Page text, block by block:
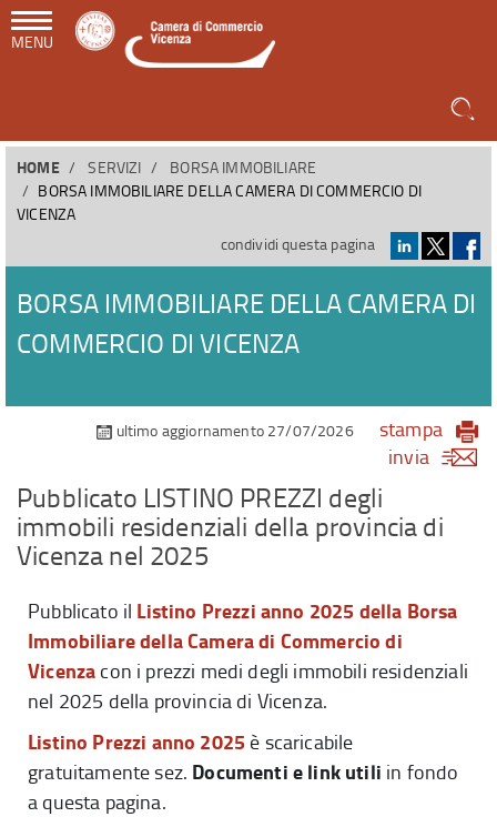
MENU
HOME SERVIZI
BORSA IMMOBILIARE
BORSA IMMOBILIARE DELLA CAMERA DI COMMERCIO DI
VICENZA
condividi questa pagina
BORSA IMMOBILIARE DELLA CAMERA DI
COMMERCIO DI VICENZA
ultimo aggiornamento 27/07/2026
stampa
invia
Pubblicato LISTINO PREZZI degli
immobili residenziali della provincia di
Vicenza nel 2025
Pubblicato il Listino Prezzi anno 2025 della Borsa
Immobiliare della Camera di Commercio di
Vicenza con i prezzi medi degli immobili residenziali
nel 2025 della provincia di Vicenza.
Listino Prezzi anno 2025 è scaricabile
gratuitamente sez. Documenti e link utili in fondo
a questa pagina.